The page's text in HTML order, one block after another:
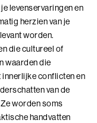
levenservaringen en
herzien van je
worden.
die cultureel of
waarden die
innerlijke conflicten en
van de
worden soms
handvatten